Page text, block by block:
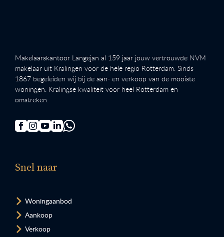
Makelaarskantoor Langejan al 159 jaar jouw vertrouwde NVM
makelaar uit Kralingen voor de hele regio Rotterdam. Sinds
1867 begeleiden wij bij de aan- en verkoop van de mooiste
woningen. Kralingse kwaliteit voor heel Rotterdam en
omstreken.
Snel naar
Woningaanbod
Aankoop
Verkoop